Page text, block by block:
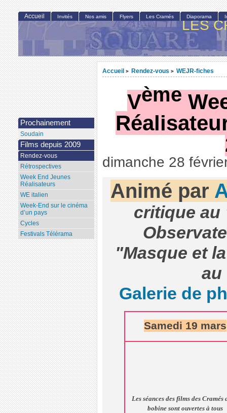
LES
Accueil > Rendez-vous > WEJR-fiches
Vème
dimanche 28
Animé par
critique au
"Masque et
au
Galerie de
Samedi 19 mars
Les séances des films des Cramés
bobine sont ouvertes à tous
Accueil Invités Nos amis Flyers Les Cramés Diaporama
Prochainement
Soudain
Films depuis 2009
Rendez-vous
Rétrospectives
Week End Jeunes
Réalisateurs
WE italien
Week-End sur le cinéma
d’un pays
Cycles
Festivals Télérama